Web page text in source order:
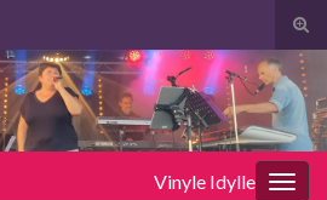
Vinyle Idylle